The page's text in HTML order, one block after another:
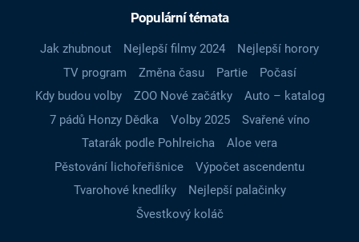
Populární témata
Jak zhubnout Nejlepší filmy 2024
Nejlepší horory
TV program
Změna času Partie
Počasí
Kdy budou volby
ZOO Nové začátky
Auto – katalog
7 pádů Honzy Dědka
Volby 2025
Svařené víno
Tatarák podle Pohlreicha
Aloe vera
Pěstování lichořeřišnice
Výpočet ascendentu
Tvarohové knedlíky
Nejlepší palačinky
Švestkový koláč